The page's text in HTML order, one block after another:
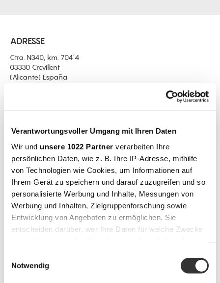
Verantwortungsvoller Umgang mit Ihren Daten
Wir und unsere 1022 Partner verarbeiten Ihre
persönlichen Daten, wie z. B. Ihre IP-Adresse, mithilfe
von Technologien wie Cookies, um Informationen auf
Ihrem Gerät zu speichern und darauf zuzugreifen und so
personalisierte Werbung und Inhalte, Messungen von
Werbung und Inhalten, Zielgruppenforschung sowie
Entwicklung von Angeboten zu ermöglichen. Sie
entscheiden darüber, wer Ihre Daten für welche Zwecke
Trigger Symbol ändern oder widerrufen
Notwendig
ADRESSE
Ctra. N340, km. 704’4
03330 Crevillent
(Alicante) España
PRODUKTE
Kollektionen
Boira
Brise
Vairea
Baga
Abril
Mel
Milpa
Sorell
Nao